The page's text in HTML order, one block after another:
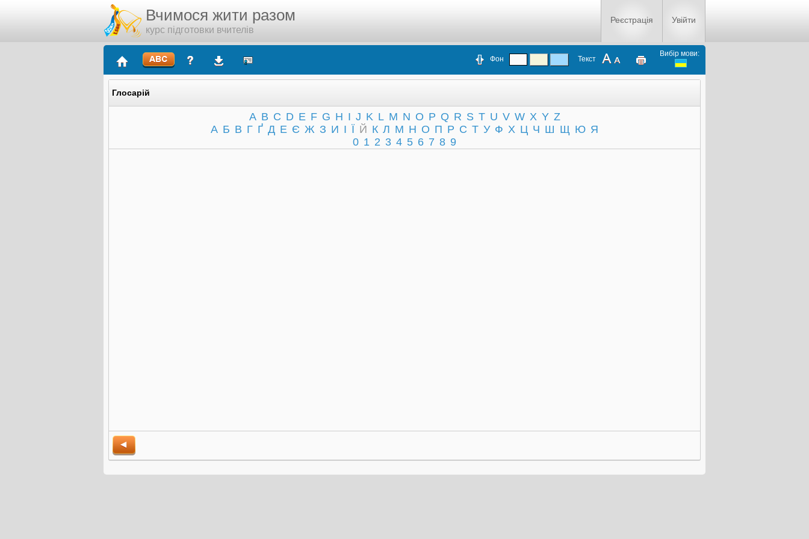
Вчимося жити разом
курс підготовки вчителів
Реєстрація Увійти
Фон Текст
Вибір мови:
Глосарій
A B C D E F G H I J K L M N O P Q R S T U V W X Y Z
А Б В Г Ґ Д Е Є Ж З И І Ї Й К Л М Н О П Р С Т У Ф Х Ц Ч Ш Щ Ю Я
0 1 2 3 4 5 6 7 8 9